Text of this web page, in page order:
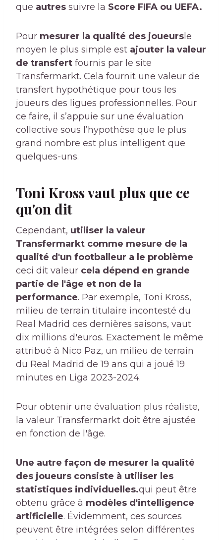
que autres suivre la Score FIFA ou UEFA.
Pour mesurer la qualité des joueursle
moyen le plus simple est ajouter la valeur
de transfert fournis par le site
Transfermarkt. Cela fournit une valeur de
transfert hypothétique pour tous les
joueurs des ligues professionnelles. Pour
ce faire, il s’appuie sur une évaluation
collective sous l’hypothèse que le plus
grand nombre est plus intelligent que
quelques-uns.
Toni Kross vaut plus que ce
qu'on dit
Cependant, utiliser la valeur
Transfermarkt comme mesure de la
qualité d'un footballeur a le problème
ceci dit valeur cela dépend en grande
partie de l'âge et non de la
performance. Par exemple, Toni Kross,
milieu de terrain titulaire incontesté du
Real Madrid ces dernières saisons, vaut
dix millions d'euros. Exactement le même
attribué à Nico Paz, un milieu de terrain
du Real Madrid de 19 ans qui a joué 19
minutes en Liga 2023-2024.
Pour obtenir une évaluation plus réaliste,
la valeur Transfermarkt doit être ajustée
en fonction de l'âge.
Une autre façon de mesurer la qualité
des joueurs consiste à utiliser les
statistiques individuelles.qui peut être
obtenu grâce à modèles d'intelligence
artificielle. Évidemment, ces sources
peuvent être intégrées selon différentes